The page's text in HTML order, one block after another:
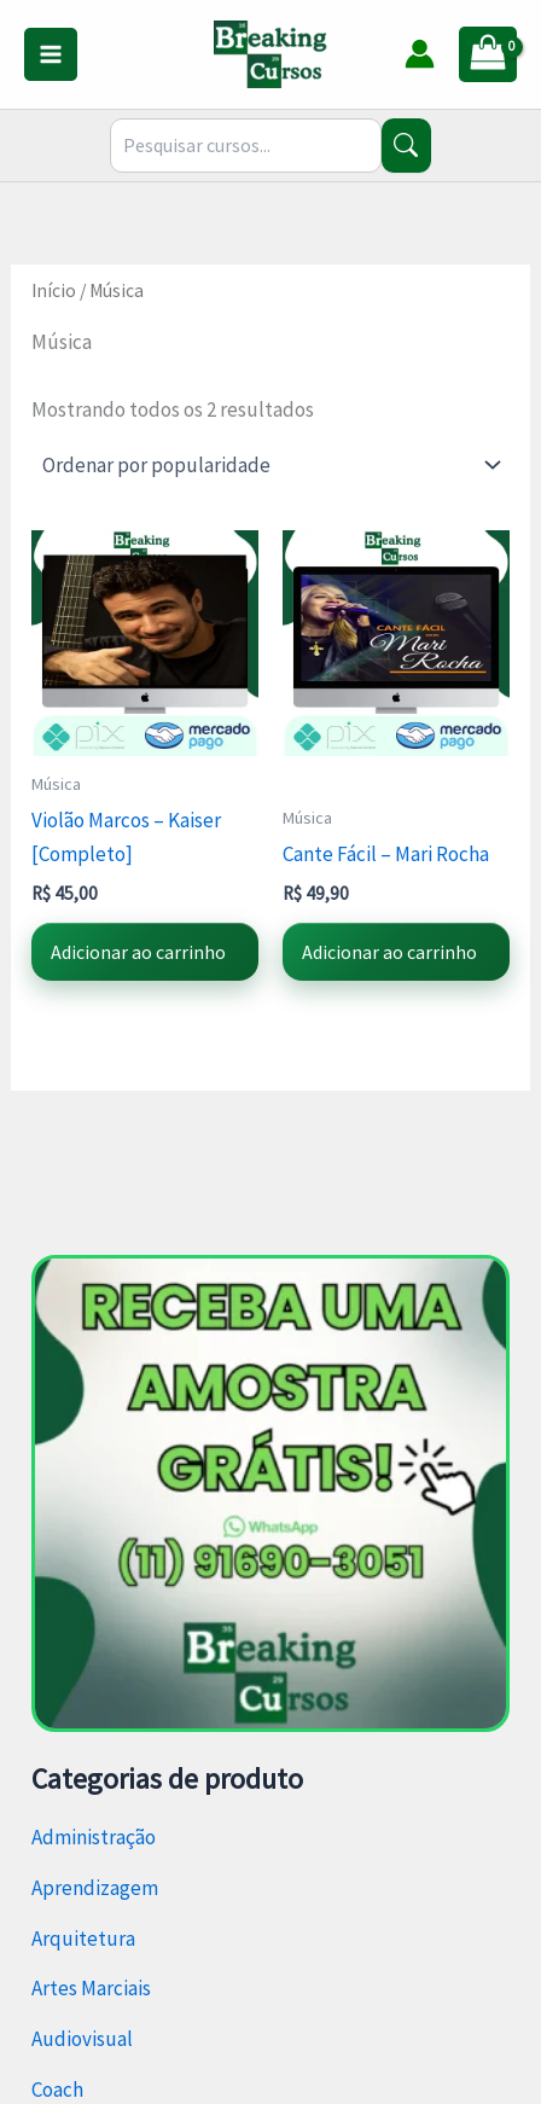
conteúdo
Início / Música
Música
Mostrando todos os 2 resultados
por
popularidade
Música
Violão Marcos – Kaiser
[Completo]
R$ 45,00
Adicionar ao carrinho
Música
Cante Fácil – Mari Rocha
R$ 49,90
Adicionar ao carrinho
Categorias de produto
Administração
Aprendizagem
Arquitetura
Artes Marciais
Audiovisual
Coach